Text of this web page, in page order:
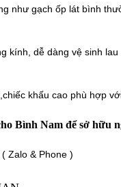
như gạch ốp lát bình
kính, dễ dàng vệ sinh
khấu cao phù hợp
Bình Nam để sở hữu
( Zalo & Phone )